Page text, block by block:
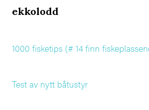
ekkolodd
1000 fisketips (# 14 finn
Test av nytt båtustyr